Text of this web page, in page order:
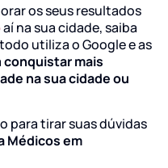
os seus resultados
aí na sua cidade, saiba
utiliza o Google e as
conquistar mais
na sua cidade ou
para tirar suas dúvidas
Médicos em